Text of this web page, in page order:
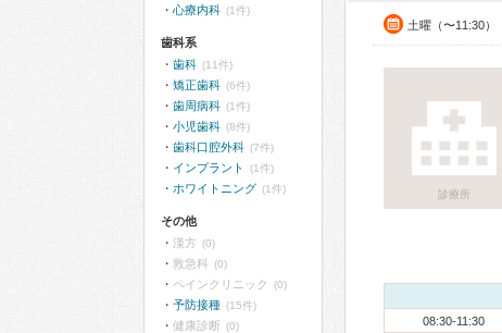
土曜（〜11:30）
診療所
08:30-11:30
心療内科 (1件)
歯科系
歯科 (11件)
矯正歯科 (6件)
歯周病科 (1件)
小児歯科 (8件)
歯科口腔外科 (7件)
インプラント (1件)
ホワイトニング (1件)
その他
漢方 (0)
救急科 (0)
ペインクリニック (0)
予防接種 (15件)
健康診断 (0)